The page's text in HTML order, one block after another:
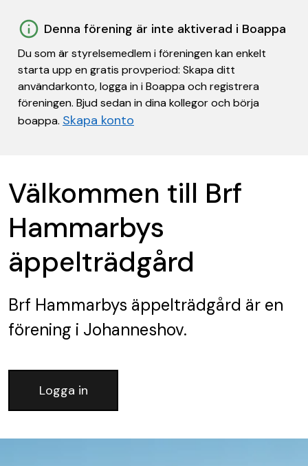
Denna förening är inte aktiverad i Boappa
Du som är styrelsemedlem i föreningen kan enkelt
starta upp en gratis provperiod: Skapa ditt
användarkonto, logga in i Boappa och registrera
föreningen. Bjud sedan in dina kollegor och börja
boappa. Skapa konto
Välkommen till Brf
Hammarbys
äppelträdgård
Brf Hammarbys äppelträdgård är en
förening i Johanneshov.
Logga in